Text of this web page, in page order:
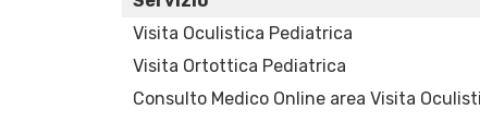
Visita Oculistica Pediatrica
Visita Ortottica Pediatrica
Consulto Medico Online area Visita